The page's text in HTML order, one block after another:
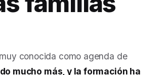
conocida como agenda de
mucho más, y la formación ha